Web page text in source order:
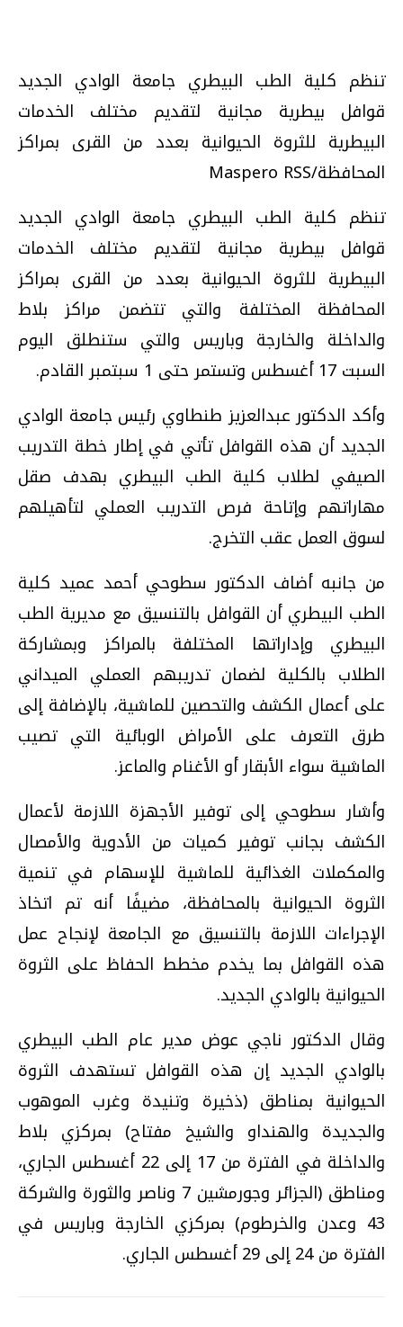
تنظم كلية الطب البيطري جامعة الوادي الجديد
قوافل بيطرية مجانية لتقديم مختلف الخدمات
البيطرية للثروة الحيوانية بعدد من القرى بمراكز
المحافظة/Maspero RSS
تنظم كلية الطب البيطري جامعة الوادي الجديد
قوافل بيطرية مجانية لتقديم مختلف الخدمات
البيطرية للثروة الحيوانية بعدد من القرى بمراكز
المحافظة المختلفة والتي تتضمن مراكز بلاط
والداخلة والخارجة وباريس والتي ستنطلق اليوم
السبت 17 أغسطس وتستمر حتى 1 سبتمبر القادم.
وأكد الدكتور عبدالعزيز طنطاوي رئيس جامعة الوادي
الجديد أن هذه القوافل تأتي في إطار خطة التدريب
الصيفي لطلاب كلية الطب البيطري بهدف صقل
مهاراتهم وإتاحة فرص التدريب العملي لتأهيلهم
لسوق العمل عقب التخرج.
من جانبه أضاف الدكتور سطوحي أحمد عميد كلية
الطب البيطري أن القوافل بالتنسيق مع مديرية الطب
البيطري وإداراتها المختلفة بالمراكز وبمشاركة
الطلاب بالكلية لضمان تدريبهم العملي الميداني
على أعمال الكشف والتحصين للماشية، بالإضافة إلى
طرق التعرف على الأمراض الوبائية التي تصيب
الماشية سواء الأبقار أو الأغنام والماعز.
وأشار سطوحي إلى توفير الأجهزة اللازمة لأعمال
الكشف بجانب توفير كميات من الأدوية والأمصال
والمكملات الغذائية للماشية للإسهام في تنمية
الثروة الحيوانية بالمحافظة، مضيفًا أنه تم اتخاذ
الإجراءات اللازمة بالتنسيق مع الجامعة لإنجاح عمل
هذه القوافل بما يخدم مخطط الحفاظ على الثروة
الحيوانية بالوادي الجديد.
وقال الدكتور ناجي عوض مدير عام الطب البيطري
بالوادي الجديد إن هذه القوافل تستهدف الثروة
الحيوانية بمناطق (ذخيرة وتنيدة وغرب الموهوب
والجديدة والهنداو والشيخ مفتاح) بمركزي بلاط
والداخلة في الفترة من 17 إلى 22 أغسطس الجاري،
ومناطق (الجزائر وجورمشين 7 وناصر والثورة والشركة
43 وعدن والخرطوم) بمركزي الخارجة وباريس في
الفترة من 24 إلى 29 أغسطس الجاري.